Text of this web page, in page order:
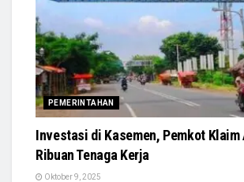
PEMERINTAHAN
Investasi di Kasemen, Pemkot Klaim
Ribuan Tenaga Kerja
Oktober 9, 2025